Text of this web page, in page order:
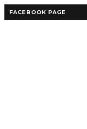
FACEBOOK PAGE